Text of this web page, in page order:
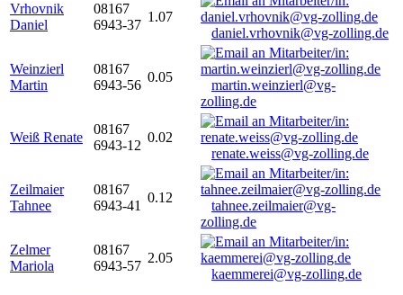
Vrhovnik
Daniel
08167
6943-37
1.07
daniel.vrhovnik@vg-zolling.de
Weinzierl
Martin
08167
6943-56
0.05
martin.weinzierl@vg-
zolling.de
Weiß Renate
08167
6943-12
0.02
renate.weiss@vg-zolling.de
Zeilmaier
Tahnee
08167
6943-41
0.12
tahnee.zeilmaier@vg-
zolling.de
Zelmer
Mariola
08167
6943-57
2.05
kaemmerei@vg-zolling.de